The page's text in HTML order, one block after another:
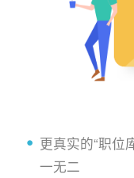
更真实的“职位
一无二